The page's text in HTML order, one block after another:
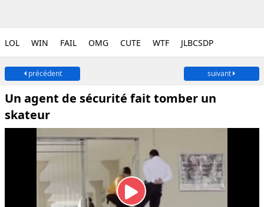
LOL WIN FAIL OMG CUTE WTF JLBCSDP
précédent suivant
Un agent de sécurité fait tomber un
skateur